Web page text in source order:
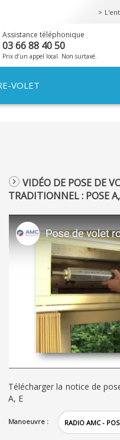
Assistance téléphonique
03 66 88 40 50
Prix d’un appel local. Non surtaxé.
VOLET
VIDÉO DE POSE DE
TRADITIONNEL : POSE
Télécharger la notice de
A, E
Manoeuvre :